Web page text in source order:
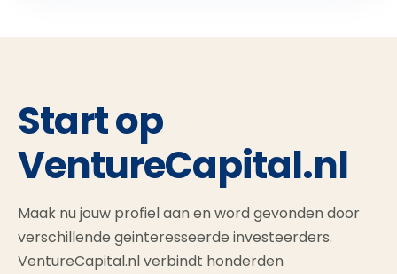
Start op
VentureCapital.nl
Maak nu jouw profiel aan en word gevonden door
verschillende geinteresseerde investeerders.
VentureCapital.nl verbindt honderden